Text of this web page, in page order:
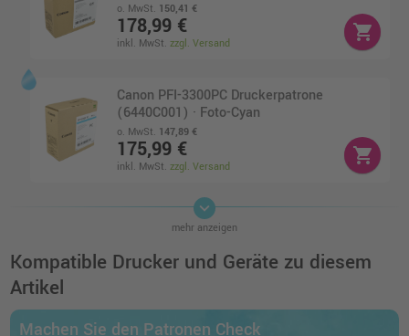
o. MwSt. 150,41 €
178,99 €
inkl. MwSt.zzgl. Versand
shopping_cart
Canon PFI-3300PC Druckerpatrone
(6440C001) · Foto-Cyan
o. MwSt. 147,89 €
175,99 €
inkl. MwSt.zzgl. Versand
shopping_cart
Kompatible Tinte ersetzt Canon 6442C001
PFI-3300PGY photo grau
o. MwSt.
123,99 €
keyboard_arrow_down
mehr anzeigen
Kompatible Drucker und Geräte zu diesem
Artikel
Machen Sie den Patronen Check